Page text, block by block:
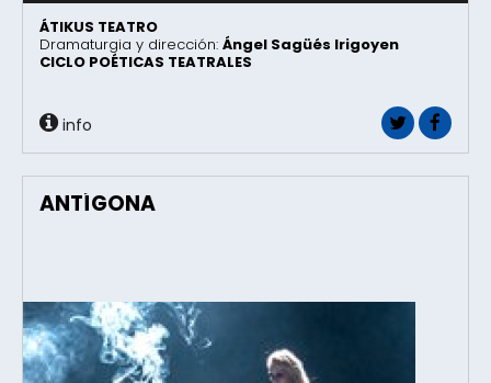
ÁTIKUS TEATRO
Dramaturgia y dirección: Ángel Sagüés Irigoyen
CICLO POÉTICAS TEATRALES
info
ANTÍGONA